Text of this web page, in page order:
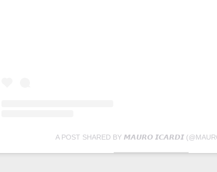
A POST SHARED BY 𝙈𝘼𝙐𝙍𝙊 𝙄𝘾𝘼𝙍𝘿𝙄